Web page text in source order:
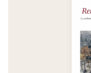
Spécialiste de la